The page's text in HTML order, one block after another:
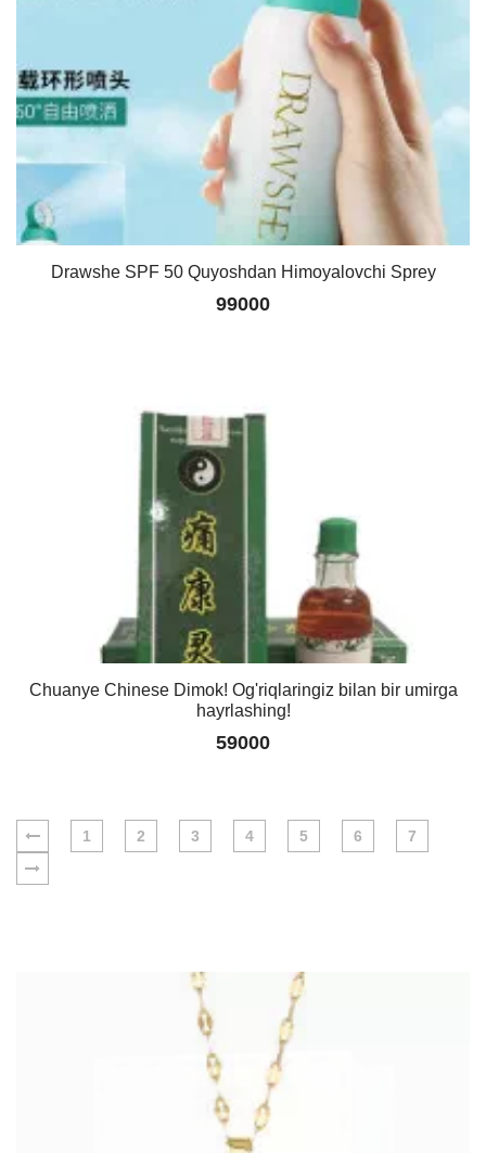
Drawshe SPF 50 Quyoshdan Himoyalovchi Sprey
99000
Chuanye Chinese Dimok! Og'riqlaringiz bilan bir umirga
hayrlashing!
59000
1 2 3 4 5 6 7